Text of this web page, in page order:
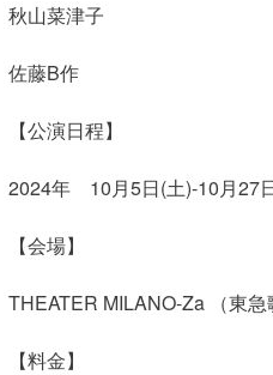
秋山菜津子
佐藤B作
【公演日程】
2024年 10月5日(土)-10月27
【会場】
THEATER MILANO-Za （東急
【料金】